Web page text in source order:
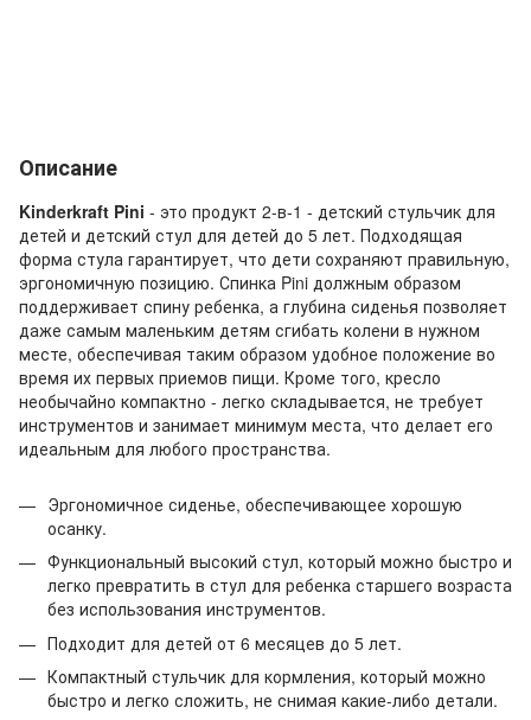
Описание
Kinderkraft Pini - это продукт 2-в-1 - детский стульчик для
детей и детский стул для детей до 5 лет. Подходящая
форма стула гарантирует, что дети сохраняют правильную,
эргономичную позицию. Спинка Pini должным образом
поддерживает спину ребенка, а глубина сиденья позволяет
даже самым маленьким детям сгибать колени в нужном
месте, обеспечивая таким образом удобное положение во
время их первых приемов пищи. Кроме того, кресло
необычайно компактно - легко складывается, не требует
инструментов и занимает минимум места, что делает его
идеальным для любого пространства.
Эргономичное сиденье, обеспечивающее хорошую
осанку.
Функциональный высокий стул, который можно быстро и
легко превратить в стул для ребенка старшего возраста
без использования инструментов.
Подходит для детей от 6 месяцев до 5 лет.
Компактный стульчик для кормления, который можно
быстро и легко сложить, не снимая какие-либо детали.